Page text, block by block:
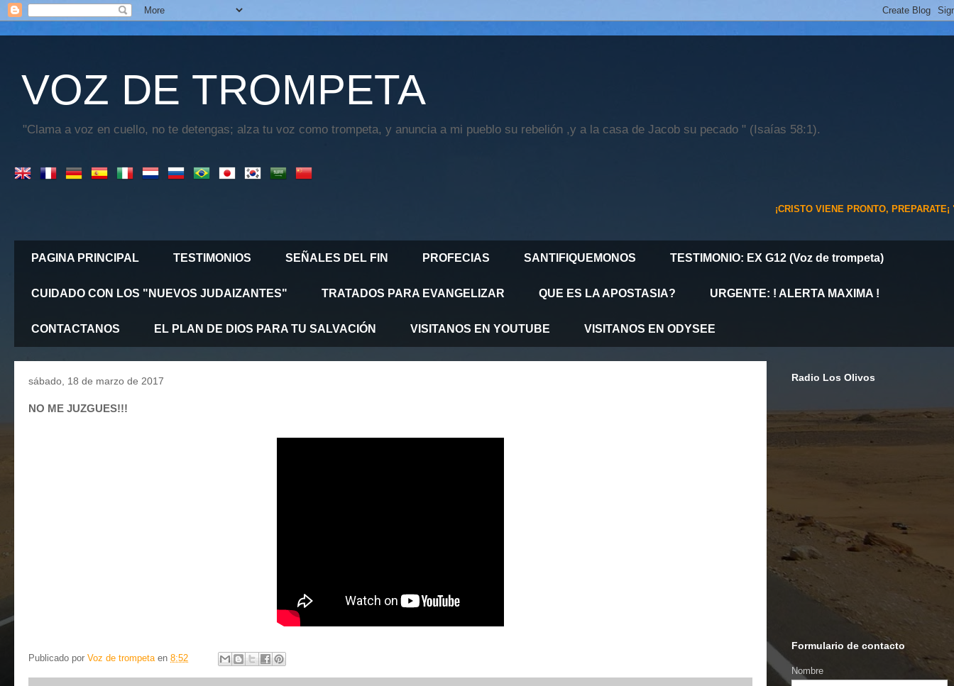
VOZ DE TROMPETA
"Clama a voz en cuello, no te detengas; alza tu voz como trompeta, y anuncia a mi pueblo su rebelión ,y a la casa de Jacob su pecado " (Isaías 58:1).
¡CRISTO VIENE PRONTO, PREPARATE¡ "PORQUE
PAGINA PRINCIPAL TESTIMONIOS SEÑALES DEL FIN PROFECIAS SANTIFIQUEMONOS TESTIMONIO: EX G12 (Voz de trompeta)
CUIDADO CON LOS "NUEVOS JUDAIZANTES" TRATADOS PARA EVANGELIZAR QUE ES LA APOSTASIA? URGENTE: ! ALERTA MAXIMA !
CONTACTANOS EL PLAN DE DIOS PARA TU SALVACIÓN VISITANOS EN YOUTUBE VISITANOS EN ODYSEE
sábado, 18 de marzo de 2017
NO ME JUZGUES!!!
Publicado por Voz de trompeta en 8:52
Radio Los Olivos
Formulario de contacto
Nombre